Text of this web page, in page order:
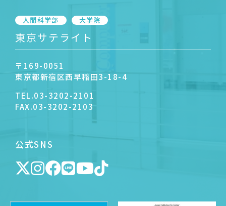
人間科学部 大学院
東京サテライト
〒169-0051
東京都新宿区西早稲田3-18-4
TEL.03-3202-2101
FAX.03-3202-2103
公式SNS